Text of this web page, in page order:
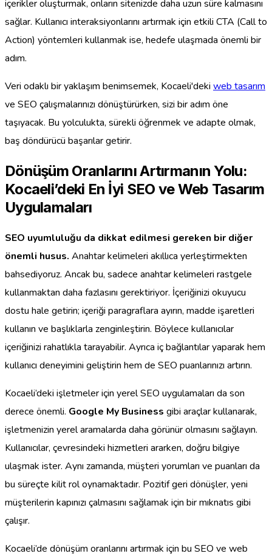
içerikler oluşturmak, onların sitenizde daha uzun süre kalmasını
sağlar. Kullanıcı interaksiyonlarını artırmak için etkili CTA (Call to
Action) yöntemleri kullanmak ise, hedefe ulaşmada önemli bir
adım.
Veri odaklı bir yaklaşım benimsemek, Kocaeli'deki web tasarım
ve SEO çalışmalarınızı dönüştürürken, sizi bir adım öne
taşıyacak. Bu yolculukta, sürekli öğrenmek ve adapte olmak,
baş döndürücü başarılar getirir.
Dönüşüm Oranlarını Artırmanın Yolu:
Kocaeli’deki En İyi SEO ve Web Tasarım
Uygulamaları
SEO uyumluluğu da dikkat edilmesi gereken bir diğer
önemli husus. Anahtar kelimeleri akıllıca yerleştirmekten
bahsediyoruz. Ancak bu, sadece anahtar kelimeleri rastgele
kullanmaktan daha fazlasını gerektiriyor. İçeriğinizi okuyucu
dostu hale getirin; içeriği paragraflara ayırın, madde işaretleri
kullanın ve başlıklarla zenginleştirin. Böylece kullanıcılar
içeriğinizi rahatlıkla tarayabilir. Ayrıca iç bağlantılar yaparak hem
kullanıcı deneyimini geliştirin hem de SEO puanlarınızı artırın.
Kocaeli’deki işletmeler için yerel SEO uygulamaları da son
derece önemli. Google My Business gibi araçlar kullanarak,
işletmenizin yerel aramalarda daha görünür olmasını sağlayın.
Kullanıcılar, çevresindeki hizmetleri ararken, doğru bilgiye
ulaşmak ister. Aynı zamanda, müşteri yorumları ve puanları da
bu süreçte kilit rol oynamaktadır. Pozitif geri dönüşler, yeni
müşterilerin kapınızı çalmasını sağlamak için bir mıknatıs gibi
çalışır.
Kocaeli’de dönüşüm oranlarını artırmak için bu SEO ve web